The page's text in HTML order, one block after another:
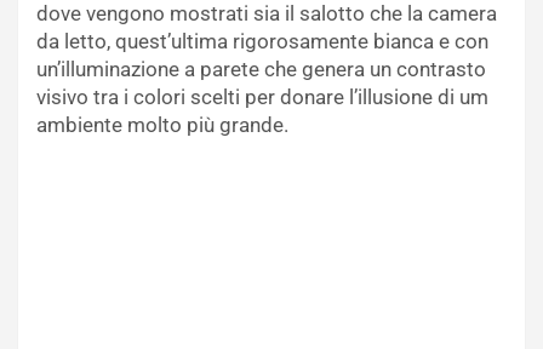
dove vengono mostrati sia il salotto che la camera
da letto, quest’ultima rigorosamente bianca e con
un’illuminazione a parete che genera un contrasto
visivo tra i colori scelti per donare l’illusione di um
ambiente molto più grande.